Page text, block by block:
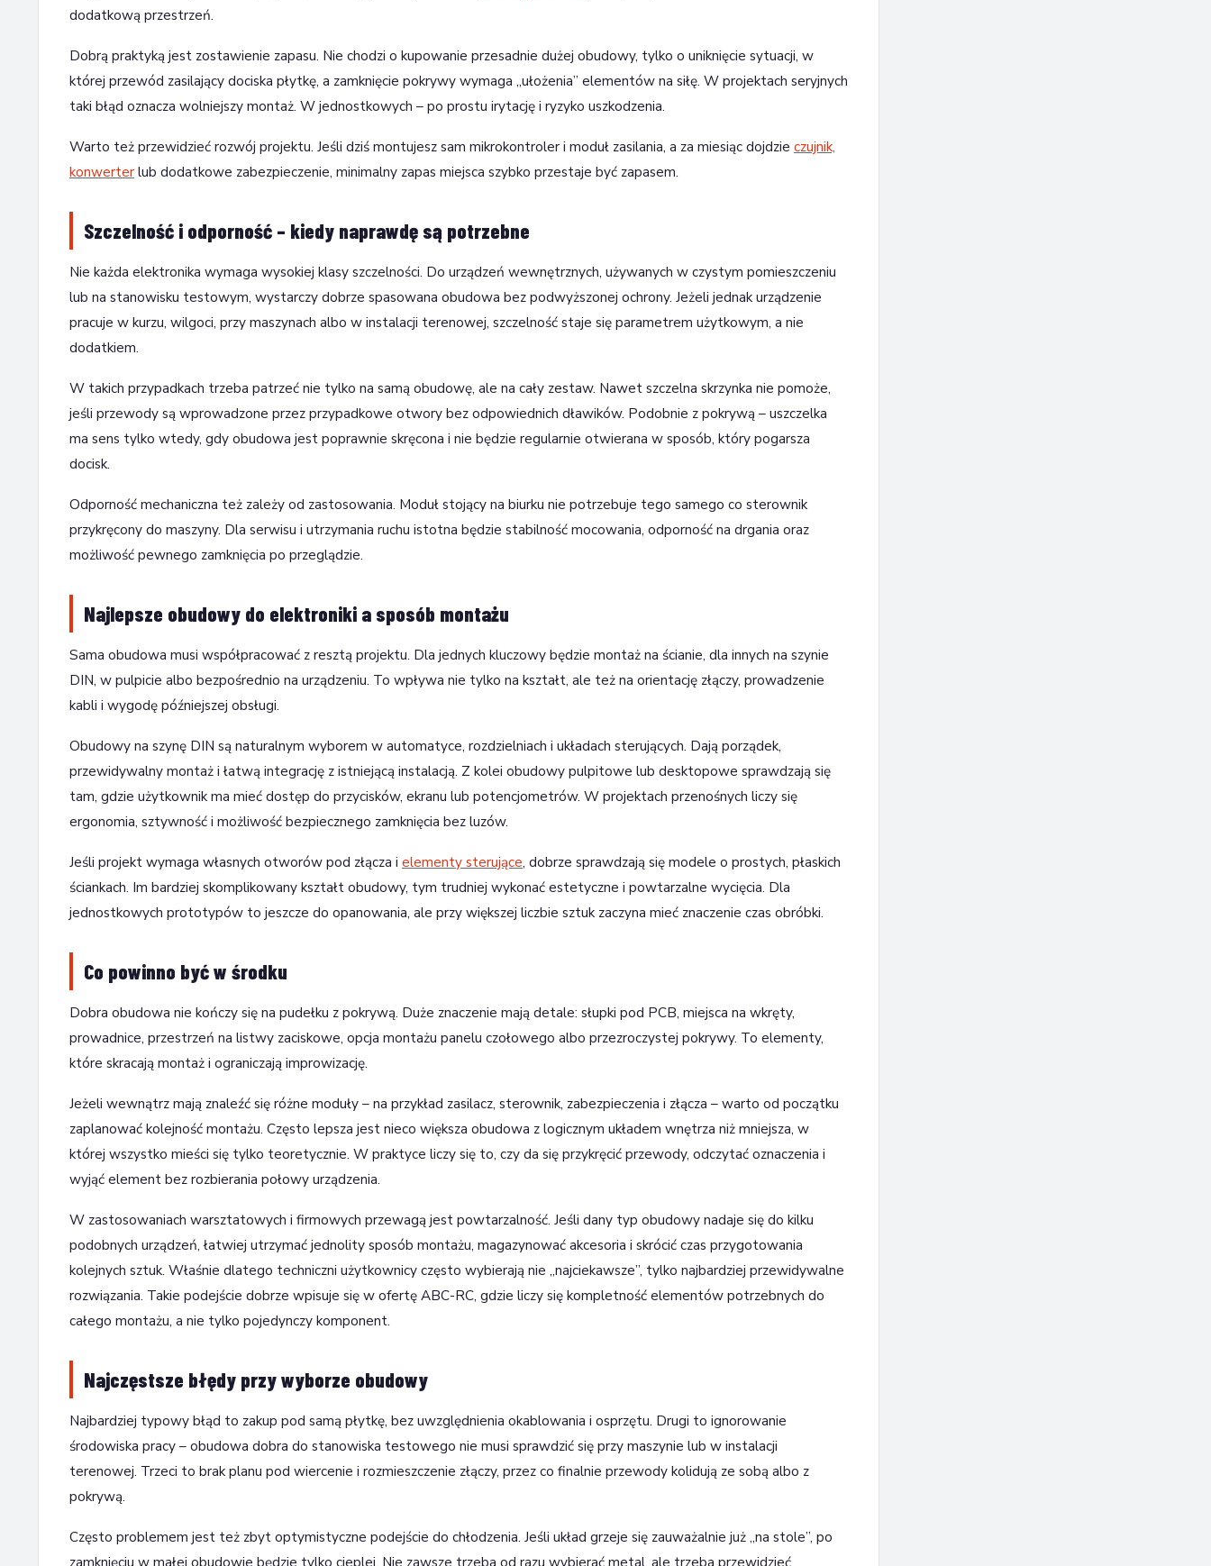
dodatkową przestrzeń.
Dobrą praktyką jest zostawienie zapasu. Nie chodzi o kupowanie przesadnie dużej obudowy, tylko o uniknięcie sytuacji, w
której przewód zasilający dociska płytkę, a zamknięcie pokrywy wymaga „ułożenia” elementów na siłę. W projektach seryjnych
taki błąd oznacza wolniejszy montaż. W jednostkowych – po prostu irytację i ryzyko uszkodzenia.
Warto też przewidzieć rozwój projektu. Jeśli dziś montujesz sam mikrokontroler i moduł zasilania, a za miesiąc dojdzie czujnik,
konwerterlub dodatkowe zabezpieczenie, minimalny zapas miejsca szybko przestaje być zapasem.
Szczelność i odporność – kiedy naprawdę są potrzebne
Nie każda elektronika wymaga wysokiej klasy szczelności. Do urządzeń wewnętrznych, używanych w czystym pomieszczeniu
lub na stanowisku testowym, wystarczy dobrze spasowana obudowa bez podwyższonej ochrony. Jeżeli jednak urządzenie
pracuje w kurzu, wilgoci, przy maszynach albo w instalacji terenowej, szczelność staje się parametrem użytkowym, a nie
dodatkiem.
W takich przypadkach trzeba patrzeć nie tylko na samą obudowę, ale na cały zestaw. Nawet szczelna skrzynka nie pomoże,
jeśli przewody są wprowadzone przez przypadkowe otwory bez odpowiednich dławików. Podobnie z pokrywą – uszczelka
ma sens tylko wtedy, gdy obudowa jest poprawnie skręcona i nie będzie regularnie otwierana w sposób, który pogarsza
docisk.
Odporność mechaniczna też zależy od zastosowania. Moduł stojący na biurku nie potrzebuje tego samego co sterownik
przykręcony do maszyny. Dla serwisu i utrzymania ruchu istotna będzie stabilność mocowania, odporność na drgania oraz
możliwość pewnego zamknięcia po przeglądzie.
Najlepsze obudowy do elektroniki a sposób montażu
Sama obudowa musi współpracować z resztą projektu. Dla jednych kluczowy będzie montaż na ścianie, dla innych na szynie
DIN, w pulpicie albo bezpośrednio na urządzeniu. To wpływa nie tylko na kształt, ale też na orientację złączy, prowadzenie
kabli i wygodę późniejszej obsługi.
Obudowy na szynę DIN są naturalnym wyborem w automatyce, rozdzielniach i układach sterujących. Dają porządek,
przewidywalny montaż i łatwą integrację z istniejącą instalacją. Z kolei obudowy pulpitowe lub desktopowe sprawdzają się
tam, gdzie użytkownik ma mieć dostęp do przycisków, ekranu lub potencjometrów. W projektach przenośnych liczy się
ergonomia, sztywność i możliwość bezpiecznego zamknięcia bez luzów.
Jeśli projekt wymaga własnych otworów pod złącza i elementy sterujące, dobrze sprawdzają się modele o prostych, płaskich
ściankach. Im bardziej skomplikowany kształt obudowy, tym trudniej wykonać estetyczne i powtarzalne wycięcia. Dla
jednostkowych prototypów to jeszcze do opanowania, ale przy większej liczbie sztuk zaczyna mieć znaczenie czas obróbki.
Co powinno być w środku
Dobra obudowa nie kończy się na pudełku z pokrywą. Duże znaczenie mają detale: słupki pod PCB, miejsca na wkręty,
prowadnice, przestrzeń na listwy zaciskowe, opcja montażu panelu czołowego albo przezroczystej pokrywy. To elementy,
które skracają montaż i ograniczają improwizację.
Jeżeli wewnątrz mają znaleźć się różne moduły – na przykład zasilacz, sterownik, zabezpieczenia i złącza – warto od początku
zaplanować kolejność montażu. Często lepsza jest nieco większa obudowa z logicznym układem wnętrza niż mniejsza, w
której wszystko mieści się tylko teoretycznie. W praktyce liczy się to, czy da się przykręcić przewody, odczytać oznaczenia i
wyjąć element bez rozbierania połowy urządzenia.
W zastosowaniach warsztatowych i firmowych przewagą jest powtarzalność. Jeśli dany typ obudowy nadaje się do kilku
podobnych urządzeń, łatwiej utrzymać jednolity sposób montażu, magazynować akcesoria i skrócić czas przygotowania
kolejnych sztuk. Właśnie dlatego techniczni użytkownicy często wybierają nie „najciekawsze”, tylko najbardziej przewidywalne
rozwiązania. Takie podejście dobrze wpisuje się w ofertę ABC-RC, gdzie liczy się kompletność elementów potrzebnych do
całego montażu, a nie tylko pojedynczy komponent.
Najczęstsze błędy przy wyborze obudowy
Najbardziej typowy błąd to zakup pod samą płytkę, bez uwzględnienia okablowania i osprzętu. Drugi to ignorowanie
środowiska pracy – obudowa dobra do stanowiska testowego nie musi sprawdzić się przy maszynie lub w instalacji
terenowej. Trzeci to brak planu pod wiercenie i rozmieszczenie złączy, przez co finalnie przewody kolidują ze sobą albo z
pokrywą.
Często problemem jest też zbyt optymistyczne podejście do chłodzenia. Jeśli układ grzeje się zauważalnie już „na stole”, po
zamknięciu w małej obudowie będzie tylko cieplej. Nie zawsze trzeba od razu wybierać metal, ale trzeba przewidzieć